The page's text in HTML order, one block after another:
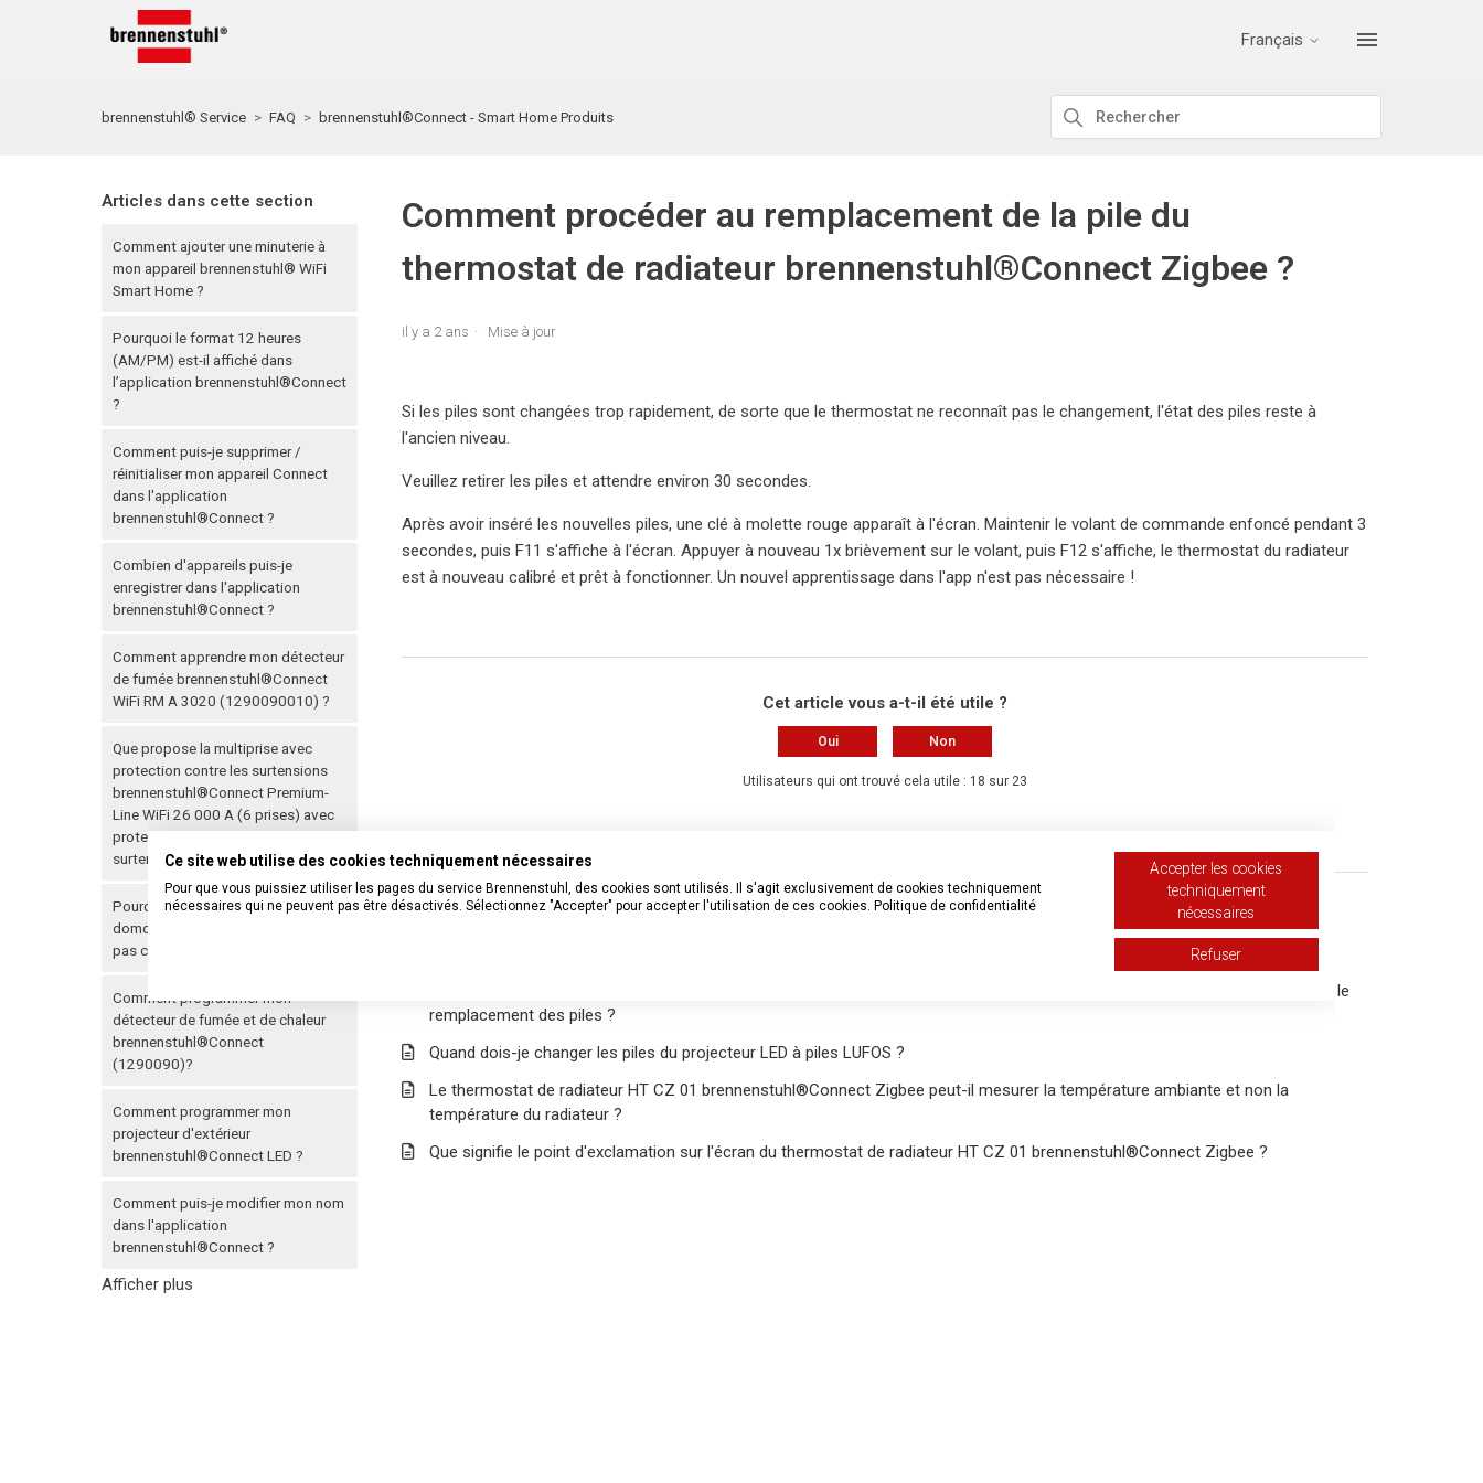
Français
brennenstuhl® Service FAQ brennenstuhl®Connect - Smart Home Produits
Articles dans cette section
Comment ajouter une minuterie à
mon appareil brennenstuhl® WiFi
Smart Home ?
Pourquoi le format 12 heures
(AM/PM) est-il affiché dans
l’application brennenstuhl®Connect
?
Comment puis-je supprimer /
réinitialiser mon appareil Connect
dans l'application
brennenstuhl®Connect ?
Combien d'appareils puis-je
enregistrer dans l'application
brennenstuhl®Connect ?
Comment apprendre mon détecteur
de fumée brennenstuhl®Connect
WiFi RM A 3020 (1290090010) ?
Que propose la multiprise avec
protection contre les surtensions
brennenstuhl®Connect Premium-
Line WiFi 26 000 A (6 prises) avec
protection intelligente contre les
surtensions ?
Pourquoi mes appareils
domotiques extérieurs ne sont-ils
pas connectés à Internet la nuit ?
Comment programmer mon
détecteur de fumée et de chaleur
brennenstuhl®Connect
(1290090)?
Comment programmer mon
projecteur d'extérieur
brennenstuhl®Connect LED ?
Comment puis-je modifier mon nom
dans l'application
brennenstuhl®Connect ?
Afficher plus
Comment procéder au remplacement de la pile du
thermostat de radiateur brennenstuhl®Connect Zigbee ?
il y a 2 ans Mise à jour
Si les piles sont changées trop rapidement, de sorte que le thermostat ne reconnaît pas le changement, l'état des piles reste à
l'ancien niveau.
Veuillez retirer les piles et attendre environ 30 secondes.
Après avoir inséré les nouvelles piles, une clé à molette rouge apparaît à l'écran. Maintenir le volant de commande enfoncé pendant 3
secondes, puis F11 s'affiche à l'écran. Appuyer à nouveau 1x brièvement sur le volant, puis F12 s'affiche, le thermostat du radiateur
est à nouveau calibré et prêt à fonctionner. Un nouvel apprentissage dans l'app n'est pas nécessaire !
Cet article vous a-t-il été utile ?
Oui Non
Utilisateurs qui ont trouvé cela utile : 18 sur 23
Articles associés
Comment ouvrir le compartiment à piles du compteur d'énergie / ampèremètre PM 231 E de Primera-Line ?
Que puis-je faire si le détecteur de fumée et de chaleur WRHM01 WiFi de brennenstuhl®Connect affiche l'ancien statut après le
remplacement des piles ?
Quand dois-je changer les piles du projecteur LED à piles LUFOS ?
Le thermostat de radiateur HT CZ 01 brennenstuhl®Connect Zigbee peut-il mesurer la température ambiante et non la
température du radiateur ?
Que signifie le point d'exclamation sur l'écran du thermostat de radiateur HT CZ 01 brennenstuhl®Connect Zigbee ?
Ce site web utilise des cookies techniquement nécessaires
Pour que vous puissiez utiliser les pages du service Brennenstuhl, des cookies sont utilisés. Il s'agit exclusivement de cookies techniquement
nécessaires qui ne peuvent pas être désactivés. Sélectionnez "Accepter" pour accepter l'utilisation de ces cookies. Politique de confidentialité
Accepter les cookies
techniquement
nécessaires
Refuser